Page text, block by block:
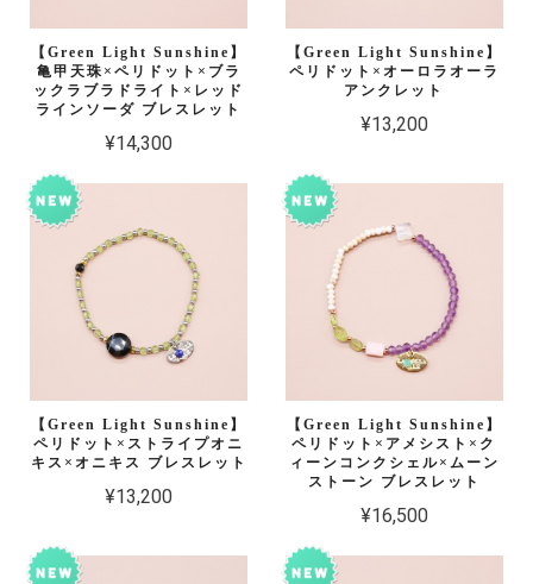
【Green Light Sunshine】
亀甲天珠×ペリドット×ブラ
ックラブラドライト×レッド
ラインソーダ ブレスレット
¥14,300
【Green Light Sunshine】
ペリドット×オーロラオーラ
アンクレット
¥13,200
【Green Light Sunshine】
ペリドット×ストライプオニ
キス×オニキス ブレスレット
¥13,200
【Green Light Sunshine】
ペリドット×アメシスト×ク
ィーンコンクシェル×ムーン
ストーン ブレスレット
¥16,500